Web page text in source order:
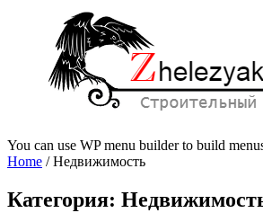
You can use WP menu builder to build
Home /Недвижимость
Категория: